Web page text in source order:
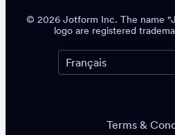
© 2026 Jotform Inc. The name
logo are registered
Terms &